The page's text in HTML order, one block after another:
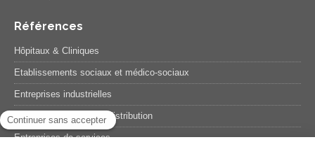
Références
Hôpitaux & Cliniques
Etablissements sociaux et médico-sociaux
Entreprises industrielles
Entreprises négoce ou distribution
Entreprises de services